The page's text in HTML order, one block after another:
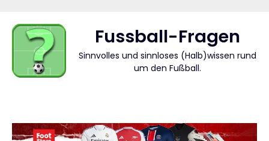
content
Fussball-Fragen
Sinnvolles und sinnloses (Halb)wissen rund
um den Fußball.